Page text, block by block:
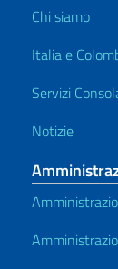
Chi siamo
Italia e
Servizi
Notizie